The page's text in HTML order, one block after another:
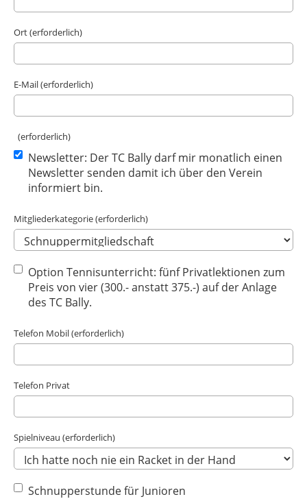
Ort (erforderlich)
E-Mail (erforderlich)
(erforderlich)
Newsletter: Der TC Bally darf mir monatlich einen
Newsletter senden damit ich über den Verein
informiert bin.
Mitgliederkategorie (erforderlich)
Option Tennisunterricht: fünf Privatlektionen zum
Preis von vier (300.- anstatt 375.-) auf der Anlage
des TC Bally.
Telefon Mobil (erforderlich)
Telefon Privat
Spielniveau (erforderlich)
Schnupperstunde für Junioren